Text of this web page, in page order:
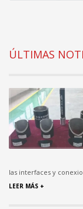
ÚLTIMAS
las interfaces y
LEER MÁS +